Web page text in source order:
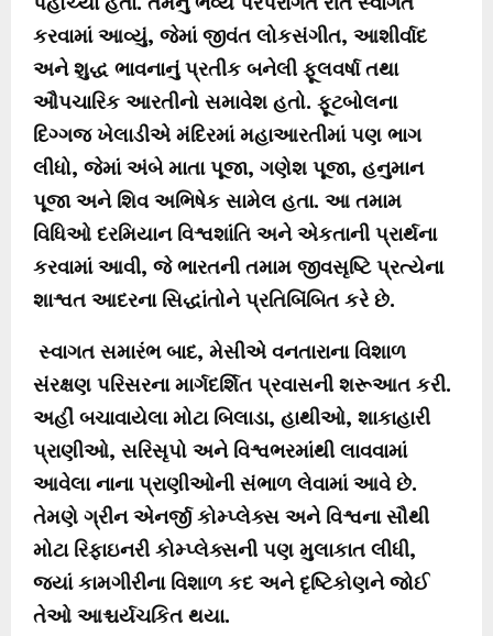
કરવામાં આવ્યું, જેમાં જીવંત લોકસંગીત, આશીર્વાદ
અને શુદ્ધ ભાવનાનું પ્રતીક બનેલી ફૂલવર્ષા તથા
ઔપચારિક આરતીનો સમાવેશ હતો. ફૂટબોલના
દિગ્ગજ ખેલાડીએ મંદિરમાં મહાઆરતીમાં પણ ભાગ
લીધો, જેમાં અંબે માતા પૂજા, ગણેશ પૂજા, હનુમાન
પૂજા અને શિવ અભિષેક સામેલ હતા. આ તમામ
વિધિઓ દરમિયાન વિશ્વશાંતિ અને એકતાની પ્રાર્થના
કરવામાં આવી, જે ભારતની તમામ જીવસૃષ્ટિ પ્રત્યેના
શાશ્વત આદરના સિદ્ધાંતોને પ્રતિબિંબિત કરે છે.
સ્વાગત સમારંભ બાદ, મેસીએ વનતારાના વિશાળ
સંરક્ષણ પરિસરના માર્ગદર્શિત પ્રવાસની શરૂઆત કરી.
અહીં બચાવાયેલા મોટા બિલાડા, હાથીઓ, શાકાહારી
પ્રાણીઓ, સરિસૃપો અને વિશ્વભરમાંથી લાવવામાં
આવેલા નાના પ્રાણીઓની સંભાળ લેવામાં આવે છે.
તેમણે ગ્રીન એનર્જી કોમ્પ્લેક્સ અને વિશ્વના સૌથી
મોટા રિફાઇનરી કોમ્પ્લેક્સની પણ મુલાકાત લીધી,
જ્યાં કામગીરીના વિશાળ કદ અને દૃષ્ટિકોણને જોઈ
તેઓ આશ્ચર્યચકિત થયા.